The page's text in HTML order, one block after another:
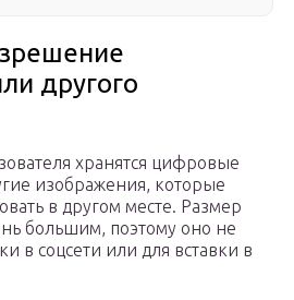
другого
хранятся цифровые
изображения, которые
в другом месте. Размер
большим, поэтому оно не
в соцсети или для вставки в